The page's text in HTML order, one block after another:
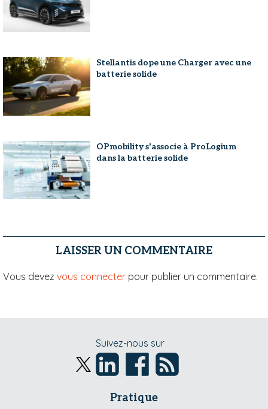
Stellantis dope une Charger avec une
batterie solide
OPmobility s'associe à ProLogium
dans la batterie solide
LAISSER UN COMMENTAIRE
Vous devez vous connecter pour publier un commentaire.
Suivez-nous sur
Pratique